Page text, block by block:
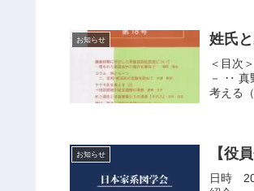
お知らせ 姓氏
＜目次
－ ‥ 真
考える
お知らせ 【役
日時